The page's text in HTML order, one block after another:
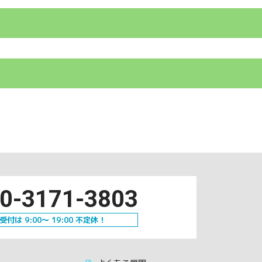
3171-3803
付は 9:00～ 19:00 不定休！